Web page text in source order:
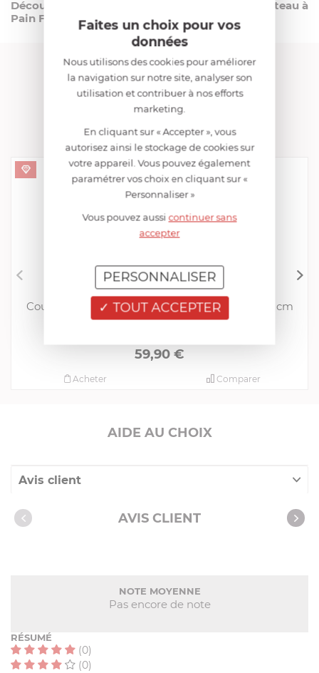
Découvrez l'Excellence de la Coupe avec le Couteau à
Pain Forgé Pro 20 cm !
FRANCIS BATT RECOMMANDE
COLLECTION "COUTELLERIE &
ACCESSOIRES"
FRANCIS BATT
Couteau à découper Tranchelard Forgé Pro 20 cm
manche noir rivets laiton
59,90 €
Comparer
Acheter
AIDE AU CHOIX
Avis client
Nos clients ont aussi acheté
AVIS CLIENT
NOTE MOYENNE
Pas encore de note
RÉSUMÉ
(0)
(0)
Faites un choix pour vos
données
Nous utilisons des cookies pour améliorer
la navigation sur notre site, analyser son
utilisation et contribuer à nos efforts
marketing.
En cliquant sur « Accepter », vous
autorisez ainsi le stockage de cookies sur
votre appareil. Vous pouvez également
paramétrer vos choix en cliquant sur «
Personnaliser »
Vous pouvez aussicontinuer sans
accepter
TOUT ACCEPTER
PERSONNALISER